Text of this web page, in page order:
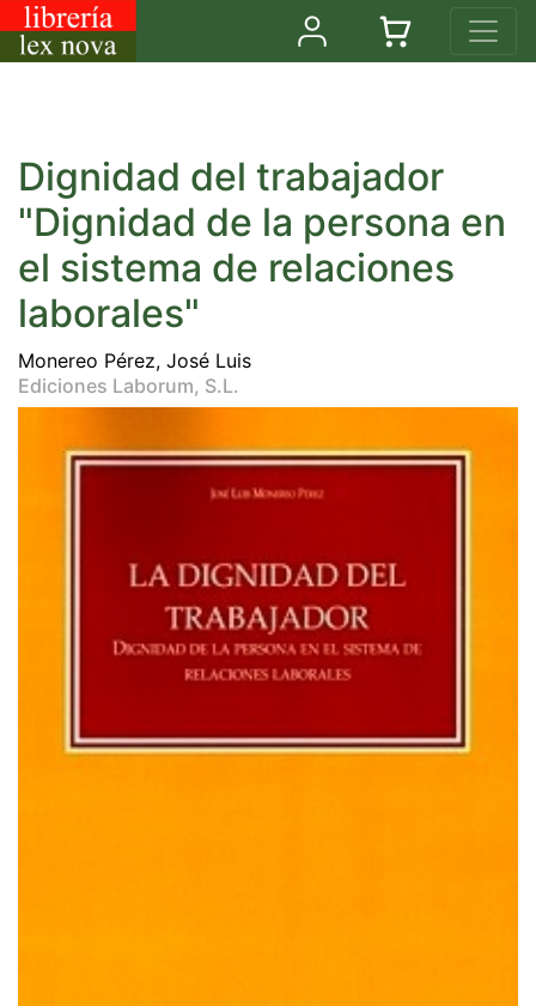
Dignidad del trabajador
"Dignidad de la persona en
el sistema de relaciones
laborales"
Monereo Pérez, José Luis
Ediciones Laborum, S.L.